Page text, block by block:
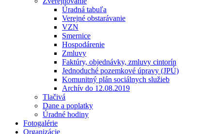
Úradná tabuľa
Verejné obstarávanie
VZN
Smernice
Hospodárenie
Zmluvy
Faktúry, objednávky, zmluvy cintorín
Jednoduché pozemkové úpravy (JPÚ)
Komunitný plán sociálnych služieb
Archív do 12.08.2019
Tlačivá
Dane a poplatky
Úradné hodiny
Fotogalérie
Organizácie